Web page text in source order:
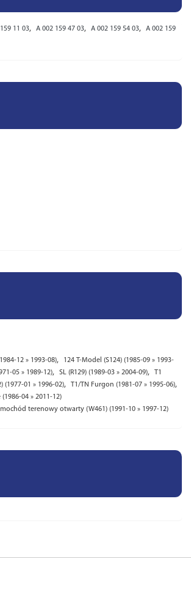
11 03, A 002 159 47 03, A 002 159 54 03,
A 002 159
12 » 1993-08),
124 T-Model (S124) (1985-09 » 1993-
05 » 1989-12), SL (R129) (1989-03 » 2004-09),
T1
(1977-01 » 1996-02), T1/TN Furgon (1981-07 » 1995-06),
04 » 2011-12)
terenowy otwarty (W461) (1991-10 » 1997-12)